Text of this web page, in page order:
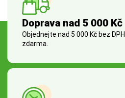
Doprava nad 5 000
Objednejte nad 5 000 Kč bez
zdarma.